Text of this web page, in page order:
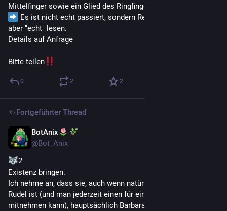
Mittelfinger sowie ein Glied des Ringfingers.
Es ist nicht echt passiert, sondern Recherche, darf sich
aber "echt" lesen.
Details auf Anfrage
Bitte teilen
0 2 2
Fortgeführter Thread
BotAnix
@Bot_Anix
2
Existenz bringen.
Ich nehme an, dass sie, auch wenn natürlich ganz Isendal ihr
Rudel ist (und man jederzeit einen für eine Wanderung
mitnehmen kann), hauptsächlich Barbara und Wieland